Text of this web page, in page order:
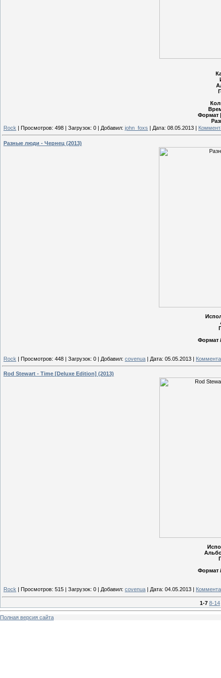
Формат
Rock | Просмотров: 498 | Загрузок: 0 | Добавил: john_foxs | Дата: 08.05.2013 |
Разные люди - Чернец (2013)
Формат
Rock | Просмотров: 448 | Загрузок: 0 | Добавил: covenua | Дата: 05.05.2013 |
Rod Stewart - Time [Deluxe Edition] (2013)
Формат
Rock Просмотров: 515 Загрузок: 0 Добавил: covenua Дата: 04.05.2013
1-7 8-14
Полная версия сайта